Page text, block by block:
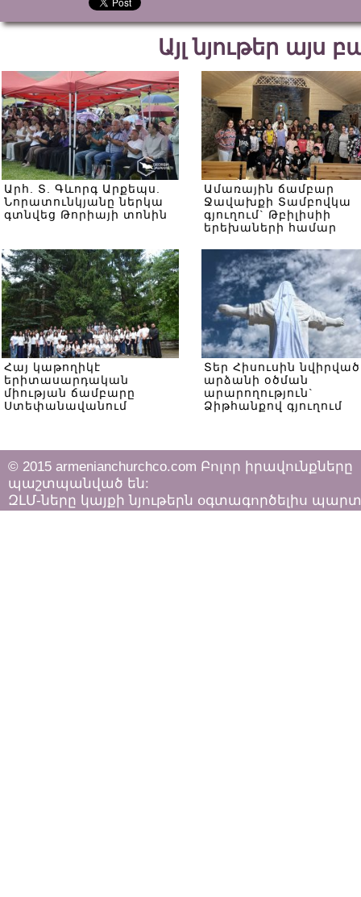
Այլ նյութեր այս
Արհ. Տ. Գևորգ Արքեպս.
Նորատունկյանը ներկա
գտնվեց Թորիայի տոնին
Ամառային ճամբար
Ջավախքի Տամբովկա
գյուղում` Թբիլիսիի
երեխաների համար
Հայ կաթողիկէ
երիտասարդական
միության ճամբարը
Ստեփանավանում
Տեր Հիսուսին նվիրված
արձանի օծման
արարողություն`
Ձիթհանքով գյուղում
© 2015 armenianchurchco.com Բոլոր իրավունքները
պաշտպանված են:
ԶԼՄ-ները կայքի նյութերն օգտագործելիս